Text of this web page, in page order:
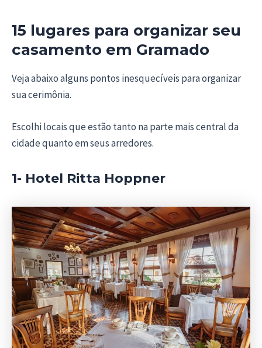
15 lugares para organizar seu
casamento em Gramado
Veja abaixo alguns pontos inesquecíveis para organizar
sua cerimônia.
Escolhi locais que estão tanto na parte mais central da
cidade quanto em seus arredores.
1- Hotel Ritta Hoppner